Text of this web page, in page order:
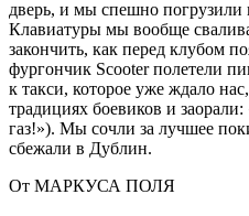
дверь, и мы спешно погрузили
Клавиатуры мы вообще
закончить, как перед клубом
фургончик Scooter полетели
к такси, которое уже ждало
традициях боевиков и
газ!»). Мы сочли за лучшее
сбежали в Дублин.
От МАРКУСА ПОЛЯ